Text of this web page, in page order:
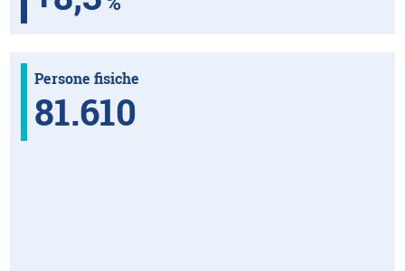
Persone fisiche
81.610